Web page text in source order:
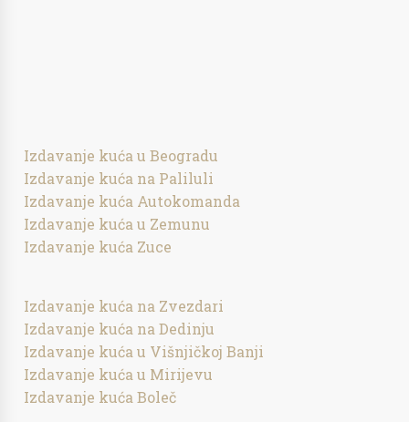
Izdavanje kuća u Beogradu
Izdavanje kuća na Paliluli
Izdavanje kuća Autokomanda
Izdavanje kuća u Zemunu
Izdavanje kuća Zuce
Izdavanje kuća na Zvezdari
Izdavanje kuća na Dedinju
Izdavanje kuća u Višnjičkoj Banji
Izdavanje kuća u Mirijevu
Izdavanje kuća Boleč